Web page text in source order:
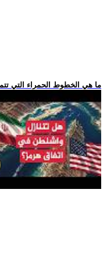
.. ما هي الخطوط الحمراء التي